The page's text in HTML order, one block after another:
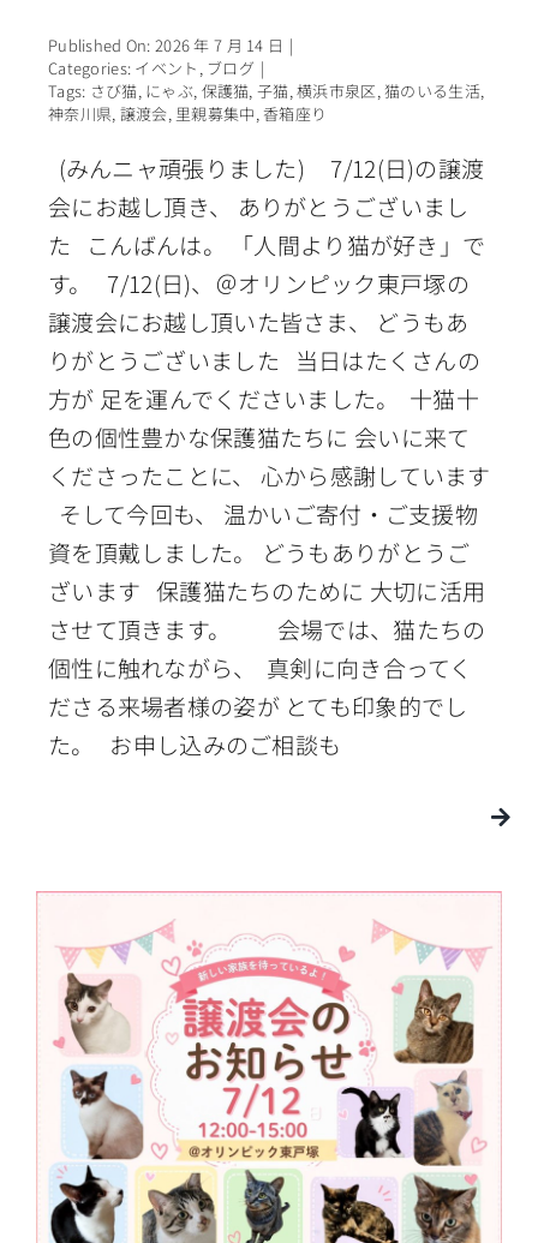
Published On: 2026 年 7 月 14 日 |
Categories: イベント , ブログ |
Tags: さび猫, にゃぶ, 保護猫,子猫,横浜市泉区,猫のいる生活,
神奈川県, 譲渡会, 里親募集中,香箱座り
(みんニャ頑張りました) 7/12(日)の譲渡
会にお越し頂き、 ありがとうございまし
た こんばんは。 「人間より猫が好き」で
す。 7/12(日)、＠オリンピック東戸塚の
譲渡会にお越し頂いた皆さま、 どうもあ
りがとうございました 当日はたくさんの
方が 足を運んでくださいました。 十猫十
色の個性豊かな保護猫たちに 会いに来て
くださったことに、 心から感謝しています
そして今回も、 温かいご寄付・ご支援物
資を頂戴しました。 どうもありがとうご
ざいます 保護猫たちのために 大切に活用
させて頂きます。 会場では、猫たちの
個性に触れながら、 真剣に向き合ってく
ださる来場者様の姿が とても印象的でし
た。 お申し込みのご相談も